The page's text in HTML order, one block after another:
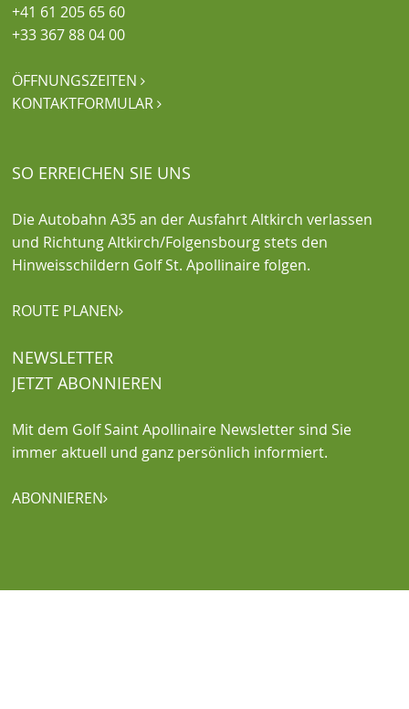
+41 61 205 65 60
+33 367 88 04 00
ÖFFNUNGSZEITEN
KONTAKTFORMULAR
SO ERREICHEN SIE UNS
Die Autobahn A35 an der Ausfahrt Altkirch verlassen
und Richtung Altkirch/Folgensbourg stets den
Hinweisschildern Golf St. Apollinaire folgen.
ROUTE PLANEN
NEWSLETTER
JETZT ABONNIEREN
Mit dem Golf Saint Apollinaire Newsletter sind Sie
immer aktuell und ganz persönlich informiert.
ABONNIEREN